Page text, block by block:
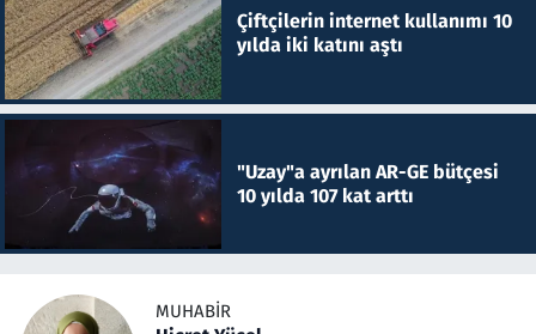
Çiftçilerin internet kullanımı 10
yılda iki katını aştı
"Uzay"a ayrılan AR-GE bütçesi
10 yılda 107 kat arttı
MUHABIR